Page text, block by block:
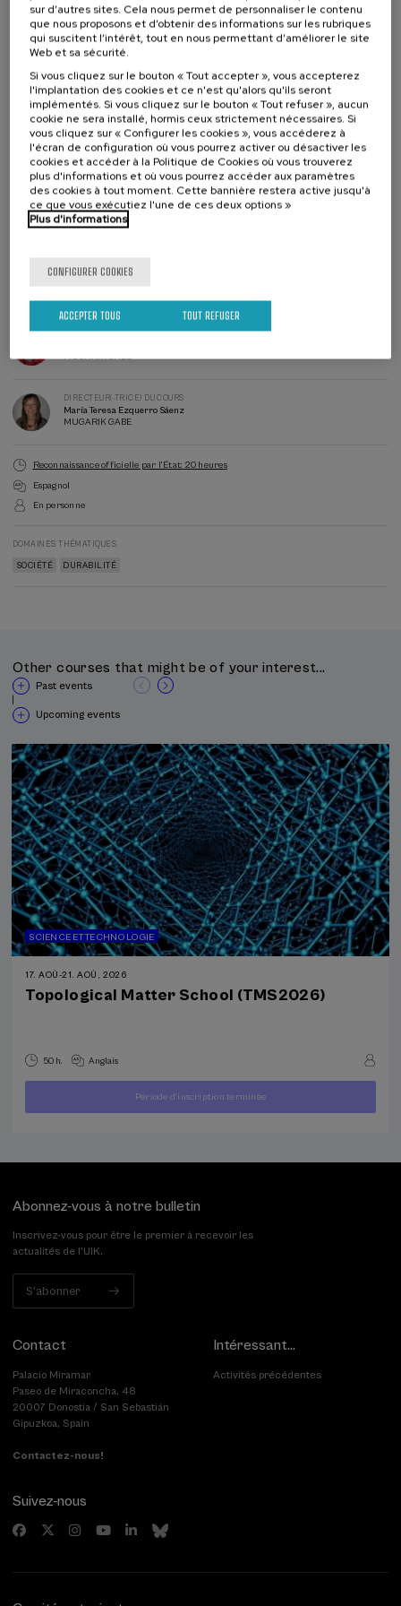
Organisée par
En collaboration avec
Enrollment deadline completed
DIRECTEUR(-TRICE) DU COURS
MUGARIK GABE
DIRECTEUR(-TRICE) DU COURS
María Teresa Ezquerro Sáenz
MUGARIK GABE
Reconnaissance officielle par l'État: 20 heures
Espagnol
En personne
DOMAINES THÉMATIQUES
SOCIÉTÉ DURABILITÉ
Other courses that might be of your interest...
Past events
Upcoming events
SCIENCE ET TECHNOLOGIE
17. AOÛ-21. AOÛ, 2026
Topological Matter School (TMS2026)
50 h. Anglais
...
PARTIR400
Dernières
places
Gratuit
Date
passée
Période d'inscription terminée
Abonnez-vous à notre bulletin
Inscrivez-vous pour être le premier à recevoir les
actualités de l'UIK.
S'abonner
Contact
Palacio Miramar
Paseo de Miraconcha, 48
20007 Donostia / San Sebastián
Gipuzkoa, Spain
Contactez-nous!
Intéressant...
Activités précédentes
Suivez-nous
sur d’autres sites. Cela nous permet de personnaliser le contenu
que nous proposons et d’obtenir des informations sur les rubriques
qui suscitent l’intérêt, tout en nous permettant d’améliorer le site
Web et sa sécurité.
Si vous cliquez sur le bouton « Tout accepter », vous accepterez
l'implantation des cookies et ce n'est qu'alors qu'ils seront
implémentés. Si vous cliquez sur le bouton « Tout refuser », aucun
cookie ne sera installé, hormis ceux strictement nécessaires. Si
vous cliquez sur « Configurer les cookies », vous accéderez à
l'écran de configuration où vous pourrez activer ou désactiver les
cookies et accéder à la Politique de Cookies où vous trouverez
plus d'informations et où vous pourrez accéder aux paramètres
des cookies à tout moment. Cette bannière restera active jusqu'à
ce que vous exécutiez l'une de ces deux options »
Plus d'informations
CONFIGURER COOKIES
TOUT REFUSER
ACCEPTER TOUS